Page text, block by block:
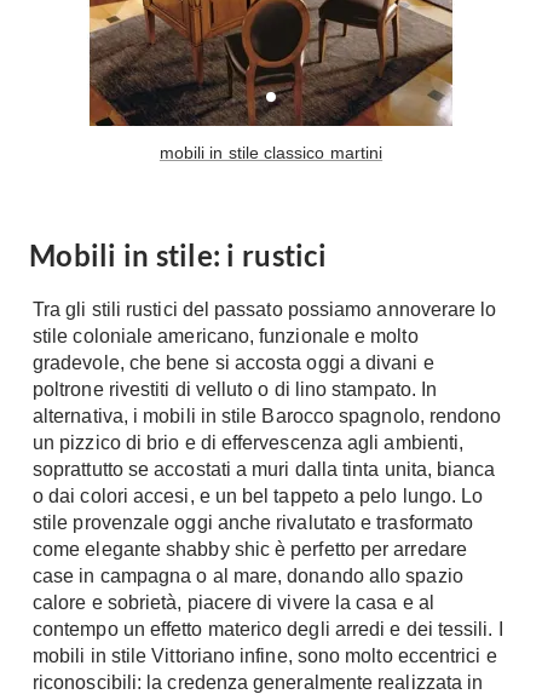
Divani Angolo
Divani in Pelle
Complementi
Tavoli
Tappeti
Oggettistica
Complementi arredo
Notte
Camere Matrimoniali
Letti
Comodino
Camere Classiche
Lenzuola
Piumini
Letti Contenitore
Letti a Scomparsa
Cura della casa
Pulizia
Ristrutturazione
Progetto
Norme
Il Verde
Restauri
Impianti
Hi-Fi
Televisori
Hi-Fi
Home-Theatre
mobili in stile classico martini
Mobili in stile: i rustici
Tra gli stili rustici del passato possiamo annoverare lo
stile coloniale americano, funzionale e molto
gradevole, che bene si accosta oggi a divani e
poltrone rivestiti di velluto o di lino stampato. In
alternativa, i mobili in stile Barocco spagnolo, rendono
un pizzico di brio e di effervescenza agli ambienti,
soprattutto se accostati a muri dalla tinta unita, bianca
o dai colori accesi, e un bel tappeto a pelo lungo. Lo
stile provenzale oggi anche rivalutato e trasformato
come elegante shabby shic è perfetto per arredare
case in campagna o al mare, donando allo spazio
calore e sobrietà, piacere di vivere la casa e al
contempo un effetto materico degli arredi e dei tessili. I
mobili in stile Vittoriano infine, sono molto eccentrici e
riconoscibili: la credenza generalmente realizzata in